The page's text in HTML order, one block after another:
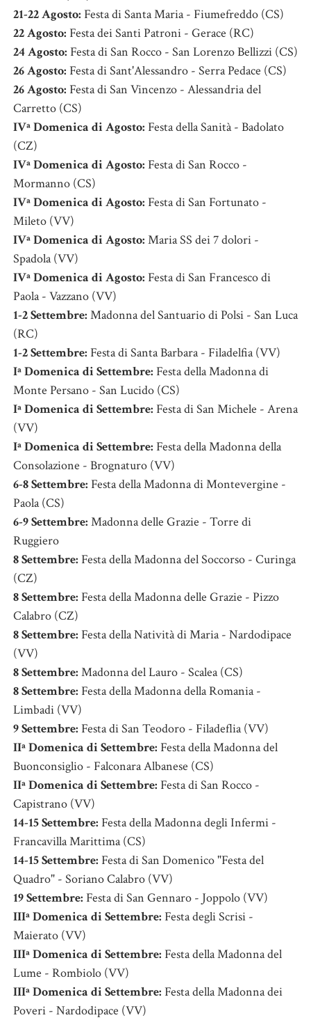
21-22 Agosto: Festa di Santa Maria - Fiumefreddo (CS)
22 Agosto: Festa dei Santi Patroni - Gerace (RC)
24 Agosto: Festa di San Rocco - San Lorenzo Bellizzi (CS)
26 Agosto: Festa di Sant'Alessandro - Serra Pedace (CS)
26 Agosto: Festa di San Vincenzo - Alessandria del
Carretto (CS)
IVª Domenica di Agosto: Festa della Sanità - Badolato
(CZ)
IVª Domenica di Agosto: Festa di San Rocco -
Mormanno (CS)
IVª Domenica di Agosto: Festa di San Fortunato -
Mileto (VV)
IVª Domenica di Agosto: Maria SS dei 7 dolori -
Spadola (VV)
IVª Domenica di Agosto: Festa di San Francesco di
Paola - Vazzano (VV)
1-2 Settembre: Madonna del Santuario di Polsi - San Luca
(RC)
1-2 Settembre: Festa di Santa Barbara - Filadelfia (VV)
Iª Domenica di Settembre: Festa della Madonna di
Monte Persano - San Lucido (CS)
Iª Domenica di Settembre: Festa di San Michele - Arena
(VV)
Iª Domenica di Settembre: Festa della Madonna della
Consolazione - Brognaturo (VV)
6-8 Settembre: Festa della Madonna di Montevergine -
Paola (CS)
6-9 Settembre: Madonna delle Grazie - Torre di
Ruggiero
8 Settembre: Festa della Madonna del Soccorso - Curinga
(CZ)
8 Settembre: Festa della Madonna delle Grazie - Pizzo
Calabro (CZ)
8 Settembre: Festa della Natività di Maria - Nardodipace
(VV)
8 Settembre: Madonna del Lauro - Scalea (CS)
8 Settembre: Festa della Madonna della Romania -
Limbadi (VV)
9 Settembre: Festa di San Teodoro - Filadeflia (VV)
IIª Domenica di Settembre: Festa della Madonna del
Buonconsiglio - Falconara Albanese (CS)
IIª Domenica di Settembre: Festa di San Rocco -
Capistrano (VV)
14-15 Settembre: Festa della Madonna degli Infermi -
Francavilla Marittima (CS)
14-15 Settembre: Festa di San Domenico "Festa del
Quadro" - Soriano Calabro (VV)
19 Settembre: Festa di San Gennaro - Joppolo (VV)
IIIª Domenica di Settembre: Festa degli Scrisi -
Maierato (VV)
IIIª Domenica di Settembre: Festa della Madonna del
Lume - Rombiolo (VV)
IIIª Domenica di Settembre: Festa della Madonna dei
Poveri - Nardodipace (VV)